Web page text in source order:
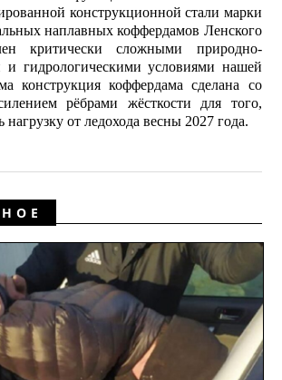
конструкционной стали марки
наплавных коффердамов Ленского
критически сложными природно-
и гидрологическими условиями нашей
конструкция коффердама сделана со
рёбрами жёсткости для того,
от ледохода весны 2027 года.